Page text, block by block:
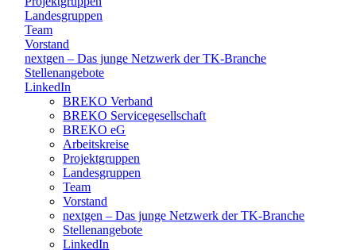
Landesgruppen
Team
Vorstand
nextgen – Das junge Netzwerk der TK-Branche
Stellenangebote
LinkedIn
BREKO Verband
BREKO Servicegesellschaft
BREKO eG
Arbeitskreise
Projektgruppen
Landesgruppen
Team
Vorstand
nextgen – Das junge Netzwerk der TK-Branche
Stellenangebote
LinkedIn